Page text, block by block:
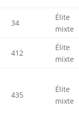
34
Élite
mixte
412
Élite
mixte
435
Élite
mixte